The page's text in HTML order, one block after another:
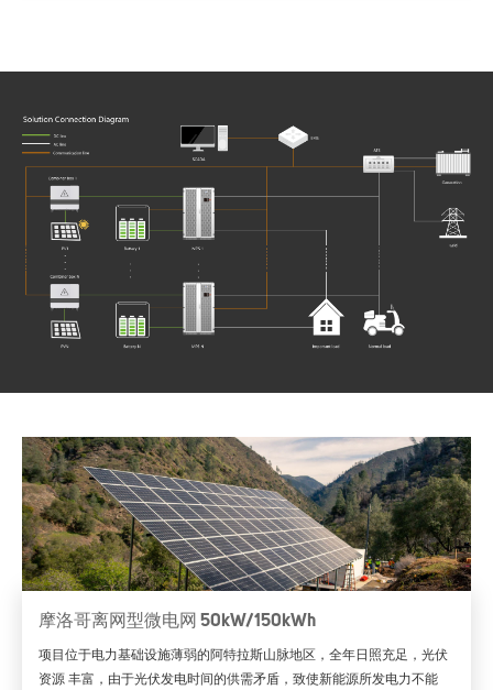
摩洛哥离网型微电网 50kW/150kWh
项目位于电力基础设施薄弱的阿特拉斯山脉地区，全年日照充足，光伏
资源 丰富，由于光伏发电时间的供需矛盾，致使新能源所发电力不能